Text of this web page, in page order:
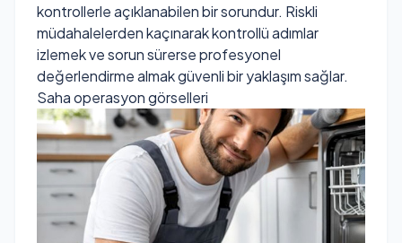
kontrollerle açıklanabilen bir sorundur. Riskli
müdahalelerden kaçınarak kontrollü adımlar
izlemek ve sorun sürerse profesyonel
değerlendirme almak güvenli bir yaklaşım sağlar.
Saha operasyon görselleri